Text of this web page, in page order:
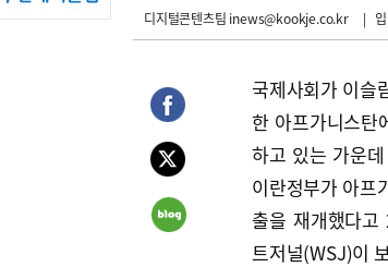
디지털콘텐츠팀 inews@kookje.co.kr | 입
국제사회가 이슬
한 아프가니스탄
하고 있는 가운
이란정부가 아프
출을 재개했다고
트저널(WSJ)이